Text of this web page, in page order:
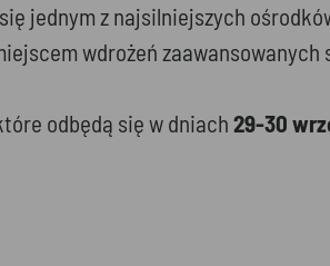
jednym z najsilniejszych
wdrożeń zaawansowanych
odbędą się w dniach 29-30